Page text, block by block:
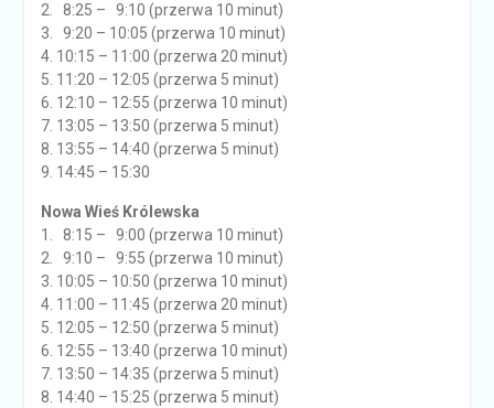
2. 8:25 – 9:10 (przerwa 10 minut)
3. 9:20 – 10:05 (przerwa 10 minut)
4. 10:15 – 11:00 (przerwa 20 minut)
5. 11:20 – 12:05 (przerwa 5 minut)
6. 12:10 – 12:55 (przerwa 10 minut)
7. 13:05 – 13:50 (przerwa 5 minut)
8. 13:55 – 14:40 (przerwa 5 minut)
9. 14:45 – 15:30
Nowa Wieś Królewska
1. 8:15 – 9:00 (przerwa 10 minut)
2. 9:10 – 9:55 (przerwa 10 minut)
3. 10:05 – 10:50 (przerwa 10 minut)
4. 11:00 – 11:45 (przerwa 20 minut)
5. 12:05 – 12:50 (przerwa 5 minut)
6. 12:55 – 13:40 (przerwa 10 minut)
7. 13:50 – 14:35 (przerwa 5 minut)
8. 14:40 – 15:25 (przerwa 5 minut)